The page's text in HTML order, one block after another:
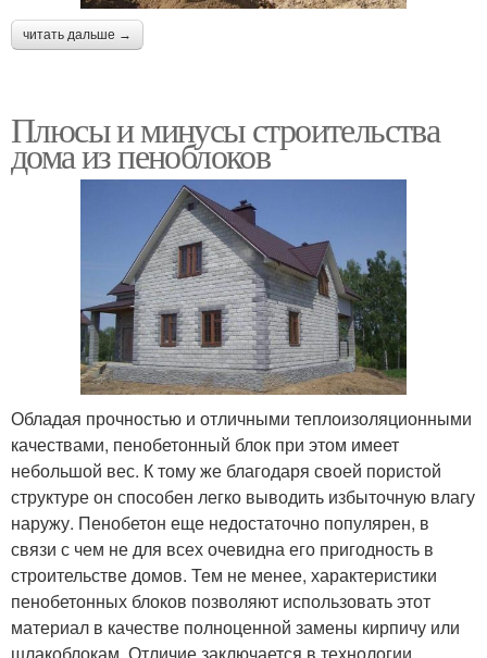
читать дальше →
Плюсы и минусы строительства
дома из пеноблоков
Обладая прочностью и отличными теплоизоляционными
качествами, пенобетонный блок при этом имеет
небольшой вес. К тому же благодаря своей пористой
структуре он способен легко выводить избыточную влагу
наружу. Пенобетон еще недостаточно популярен, в
связи с чем не для всех очевидна его пригодность в
строительстве домов. Тем не менее, характеристики
пенобетонных блоков позволяют использовать этот
материал в качестве полноценной замены кирпичу или
шлакоблокам. Отличие заключается в технологии